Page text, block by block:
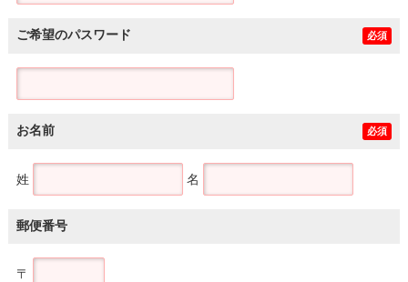
ご希望のパスワード 必須
お名前 必須
姓 名
郵便番号
〒